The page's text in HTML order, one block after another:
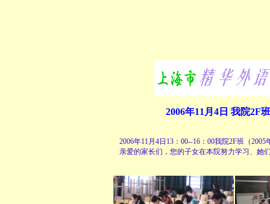
2006年11月4日 我院2F
2006年11月4日13：00--16：00我院2F班（
亲爱的家长们，您的子女在本院努力学习、她